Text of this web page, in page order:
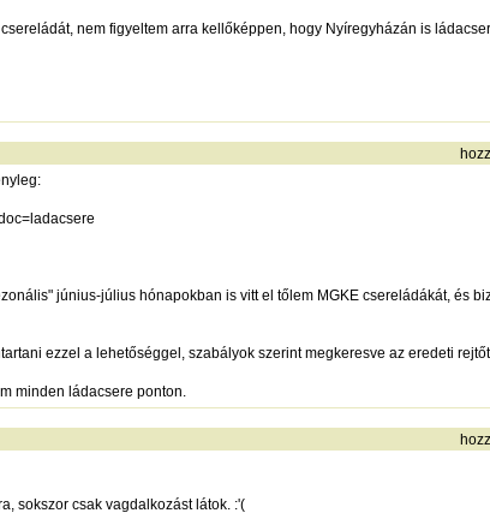
nem figyeltem arra kellőképpen, hogy Nyíregyházán is
június-július hónapokban is vitt el tőlem MGKE csereládákát, és
ezzel a lehetőséggel, szabályok szerint megkeresve az eredeti rejtőt.
minden ládacsere ponton.
sokszor csak vagdalkozást látok. :'(